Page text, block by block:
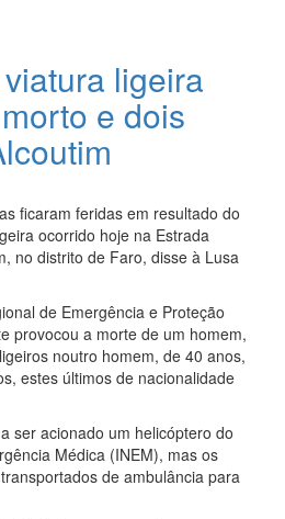
ligeira
e dois
ficaram feridas em resultado do
ocorrido hoje na Estrada
no distrito de Faro, disse à Lusa
de Emergência e Proteção
provocou a morte de um homem,
noutro homem, de 40 anos,
estes últimos de nacionalidade
ser acionado um helicóptero do
Médica (INEM), mas os
de ambulância para